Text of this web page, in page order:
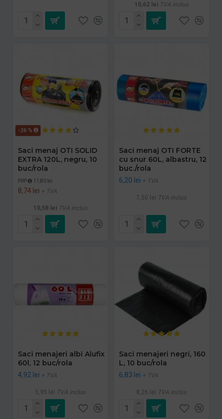
10,62 lei TVA inclus
-26 %
Saci menaj OTI SOLID
EXTRA 120L, negru, 10
buc/rola
PRP 11,80 lei
8,74 lei + TVA
10,58 lei TVA inclus
Saci menaj OTI FORTE
cu snur 60L, albastru, 12
buc./rola
6,20 lei + TVA
7,50 lei TVA inclus
Saci menajeri albi Alufix
60l, 12 buc/rola
4,92 lei + TVA
5,95 lei TVA inclus
Saci menajeri negri, 160
L, 10 buc/rola
6,83 lei + TVA
8,26 lei TVA inclus